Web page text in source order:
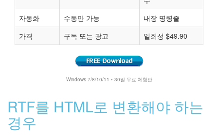
자동화
수동만 가능
내장 명령줄
가격
구독 또는 광고 일회성 $49.90
Windows 7/8/10/11 • 30일 무료 체험판
RTF를 HTML로 변환해야 하는
경우